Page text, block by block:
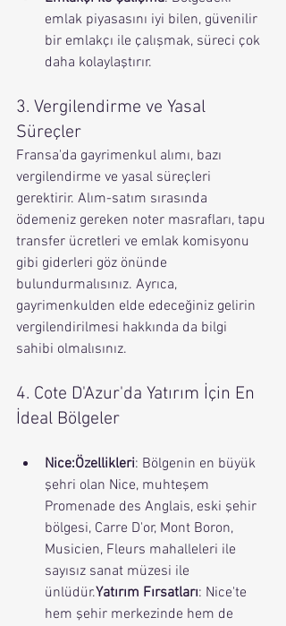
emlak piyasasını iyi bilen, güvenilir
bir emlakçı ile çalışmak, süreci çok
daha kolaylaştırır.
3. Vergilendirme ve Yasal
Süreçler
Fransa'da gayrimenkul alımı, bazı
vergilendirme ve yasal süreçleri
gerektirir. Alım-satım sırasında
ödemeniz gereken noter masrafları, tapu
transfer ücretleri ve emlak komisyonu
gibi giderleri göz önünde
bulundurmalısınız. Ayrıca,
gayrimenkulden elde edeceğiniz gelirin
vergilendirilmesi hakkında da bilgi
sahibi olmalısınız.
4. Cote D'Azur'da Yatırım İçin En
İdeal Bölgeler
Nice:Özellikleri: Bölgenin en büyük
şehri olan Nice, muhteşem
Promenade des Anglais, eski şehir
bölgesi, Carre D'or, Mont Boron,
Musicien, Fleurs mahalleleri ile
sayısız sanat müzesi ile
ünlüdür.Yatırım Fırsatları: Nice'te
hem şehir merkezinde hem de